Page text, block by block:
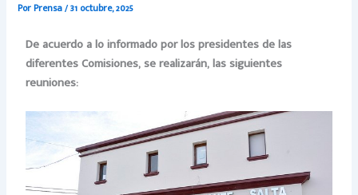
PorPrensa/31 octubre, 2025
De acuerdo a lo informado por los presidentes de las
diferentes Comisiones, serealizarán, las siguientes
reuniones: